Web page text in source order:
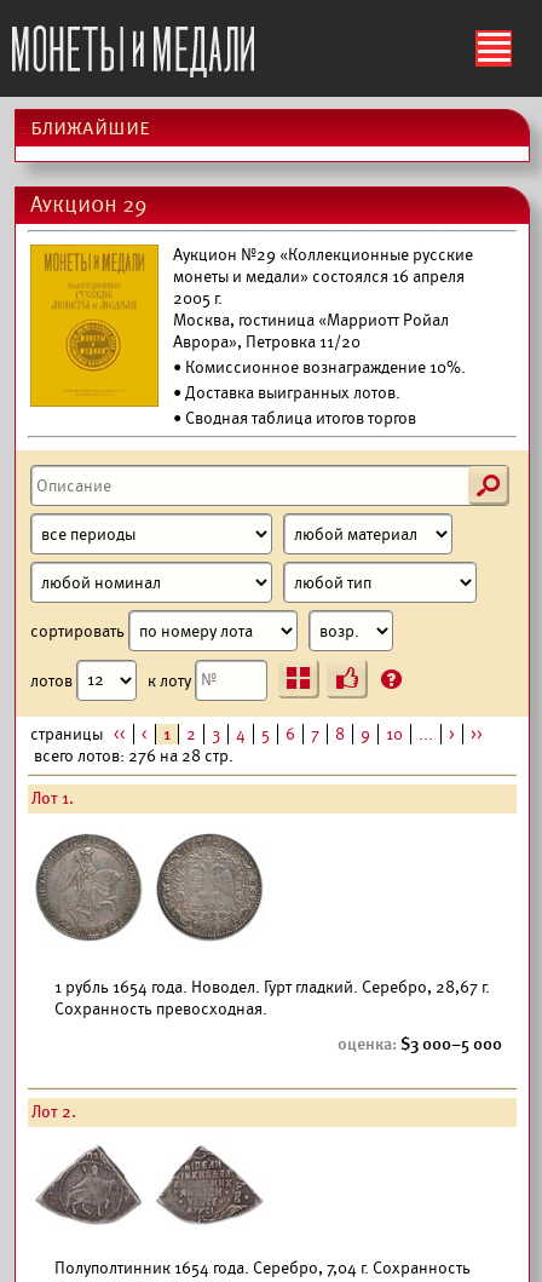
ś
ближайшие
Аукцион 29
Аукцион №29 «Коллекционные русские
монеты и медали» состоялся 16 апреля
2005 г.
Москва, гостиница «Марриотт Ройал
Аврора», Петровка 11/20
• Комиссионное вознаграждение 10%.
• Доставка выигранных лотов.
• Сводная таблица итогов торгов
s
сортировать
лотов к лоту Ъ ?
страницы << < 1 2 3 4 5 6 7 8 9 10 ... >
>>
всего лотов: 276 на 28 стр.
Лот 1.
1 рубль 1654 года. Новодел. Гурт гладкий. Серебро, 28,67 г.
Сохранность превосходная.
3 000–5 000
Лот 2.
Полуполтинник 1654 года. Серебро, 7,04 г. Сохранность